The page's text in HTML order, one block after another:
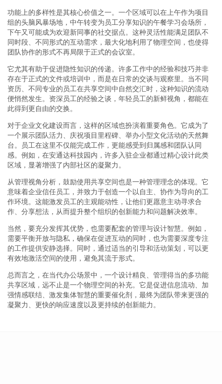
功能上的多样性是其核心价值之一。一个区域可以在上午作为项目
组的头脑风暴场地，中午转变为员工分享知识的午餐学习会场所，
下午又可能成为欢迎新同事的社交据点。这种灵活性能满足团队不
同时段、不同形式的互动需求，最大化地利用了物理空间，也使得
团队协作的形式不再局限于正式的会议室。
它尤其有助于促进隐性知识的传递。许多工作中的经验和技巧并非
存在于正式的文件或培训中，而是在日常的交谈与观察里。当不同
资历、不同专业的员工在共享空间中自然交汇时，这种知识的流动
便悄然发生。资深员工的经验之谈，年轻员工的新鲜视角，都能在
此得到更自由的交换。
对于企业文化建设而言，这样的区域也扮演着重要角色。它成为了
一个展示团队活力、庆祝项目里程碑、举办小型文化活动的天然舞
台。员工在这里不仅能完成工作，更能感受到归属感和团队认同
感。例如，在安通达科技园内，许多入驻企业都通过精心设计此类
区域，显著增强了内部社区的凝聚力。
从管理视角分析，鼓励使用共享空间也是一种管理理念的体现。它
意味着企业信任员工，并致力于创造一个以自主、协作为导向的工
作环境。这能激发员工的主观能动性，让他们更愿意主动寻求合
作、分享想法，从而提升整个组织的创新能力和问题解决效率。
当然，要充分发挥其优势，也需要配套的管理与设计智慧。例如，
需要平衡开放与隐私，确保在促进互动的同时，也为需要深度专注
的工作提供安静选择。同时，通过适当的引导和活动策划，可以更
有效地激活空间的使用，避免其流于形式。
总而言之，在当代办公场景中，一个设计精良、管理得当的多功能
共享区域，远不止是一个物理空间的补充。它是促进信息流动、加
强情感联结、激发集体智慧的重要催化剂，最终为团队带来更强的
凝聚力、更快的响应速度以及更持续的创新能力。